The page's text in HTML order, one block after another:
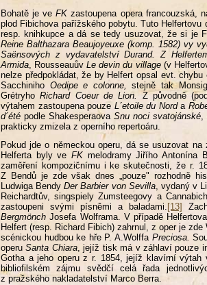
Bohatě je veFK zastoupena opera francouzská,
plod Fibichova pařížského pobytu. Tuto
resp. knihkupce a dá se tedy usuzovat, že si je
Reine Balthazara Beaujoyeuxe (komp. 1582) vy
Saënsových z vydavatelství Durand. Z
Armida , RousseauůvLe devin du village(v
nelze předpokládat, že by Helfert opsal evt. chybu
Sacchiniho Oedipe e colonne,stejně tak
GrétryhoRichard Coeur de Lion. Z původně
výtahem zastoupena pouze L´etoile du Nord a
d´été podle Shakesperaova Snu noci svatojánské
prakticky zmizela z operního repertoáru.
Pokud jde o německou operu, dá se usuzovat
Helferta byly ve FK melodramy Jiřího Antonína
zaměření kompozičnímu i ke skutečnosti, že r.
Z Bendů je zde však dnes „pouze" rozhodně
Ludwiga BendyDer Barbier von Sevilla, vydaný v
Reichardtův, singspiely Zumsteegovy a
zastoupeni svými písněmi a baladami. [13]
BergmönchJosefa Wolframa. V případě
Helfert (resp. Richard Fibich) zahrnul, z oper je
scénickou hudbou ke hře P. A.Wolffa Preciosa.
operuSanta Chiara, jejíž tisk má v záhlaví pouze
Gotha a jeho operu z r. 1854, jejíž klavírní výtah
bibliofilském zájmu svědčí celá řada
z pražského nakladatelství Marco Berra.